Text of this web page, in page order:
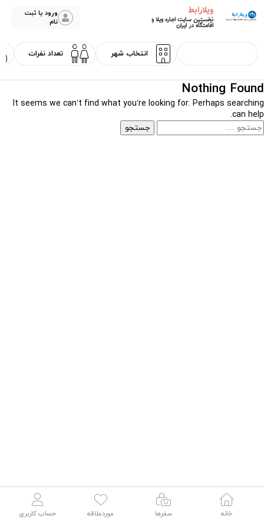
ویلارابط
نخستین سایت اجاره ویلا و
اقامتگاه در ایران
ورود یا ثبت
نام
Nothing Found
It seems we can’t find what you’re looking for. Perhaps searching
can help.
خانه سفرها موردعلاقه حساب کاربری